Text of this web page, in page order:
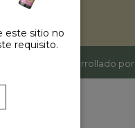
| Sitio desarrollado por
este sitio no
requisito.